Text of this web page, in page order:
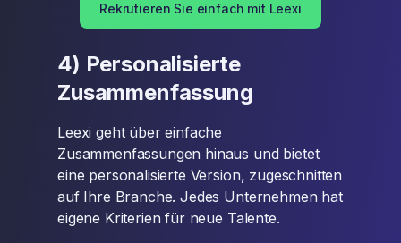
Rekrutieren Sie einfach mit Leexi
4) Personalisierte
Zusammenfassung
Leexi geht über einfache
Zusammenfassungen hinaus und bietet
eine personalisierte Version, zugeschnitten
auf Ihre Branche. Jedes Unternehmen hat
eigene Kriterien für neue Talente.